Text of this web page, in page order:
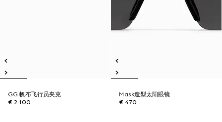
GG 帆布飞行员夹克
€ 2.100
Mask造型太阳眼镜
€ 470